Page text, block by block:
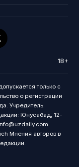
18+
только с
о регистрации
Учредитель:
Юнусабад, 12-
Мнения авторов в